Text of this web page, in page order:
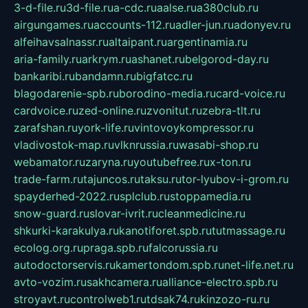
3-d-file.ru3d-file.rua-cdc.ruaalse.rua380club.ru
airgungames.ruaccounts-112.ruadler-jun.ruadonyev.ru
alfeihavsalnassr.rualtaipant.ruargentinamia.ru
aria-family.ruarkrym.ruashanet.rubelgorod-day.ru
bankaribi.rubandamn.rubigfatcc.ru
blagodarenie-spb.ruborodino-media.rucard-voice.ru
cardvoice.ruzed-online.ruzvonitut.ruzebra-tlt.ru
zarafshan.ruyork-life.ruvintovoykompressor.ru
vladivostok-map.ruvlknrussia.ruwasabi-shop.ru
webamator.ruzaryna.ruyoutubefree.rux-ton.ru
trade-farm.rutajuncos.rutaksu.rutor-lyubov-i-grom.ru
spayderhed-2022.rusplclub.rustoppamedia.ru
snow-guard.ruslovar-ivrit.rucleanmedicine.ru
shkurki-karakulya.rukanotiforet.spb.rututmassage.ru
ecolog.org.rupraga.spb.rufalcorussia.ru
autodoctorservis.rukamertondom.spb.runet-life.net.ru
avto-vozim.rusakhcamera.rualliance-electro.spb.ru
stroyavt.rucontrolweb1.rutdsak74.rukinzozo-ru.ru